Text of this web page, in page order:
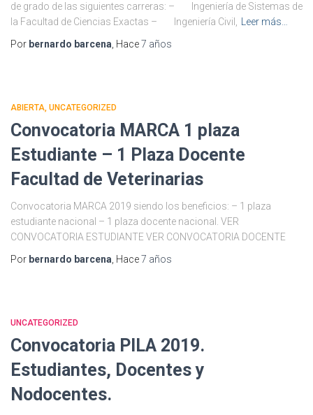
de grado de las siguientes carreras: – Ingeniería de Sistemas de
la Facultad de Ciencias Exactas – Ingeniería Civil,
Leer más…
Por bernardo barcena , Hace7 años
ABIERTA UNCATEGORIZED
Convocatoria MARCA 1 plaza
Estudiante – 1 Plaza Docente
Facultad de Veterinarias
Convocatoria MARCA 2019 siendo los beneficios: – 1 plaza
estudiante nacional – 1 plaza docente nacional. VER
CONVOCATORIA ESTUDIANTE VER CONVOCATORIA DOCENTE
Por bernardo barcena , Hace7 años
UNCATEGORIZED
Convocatoria PILA 2019.
Estudiantes, Docentes y
Nodocentes.